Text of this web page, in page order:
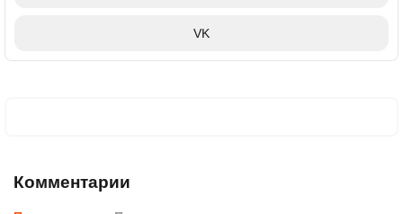
VK
Комментарии